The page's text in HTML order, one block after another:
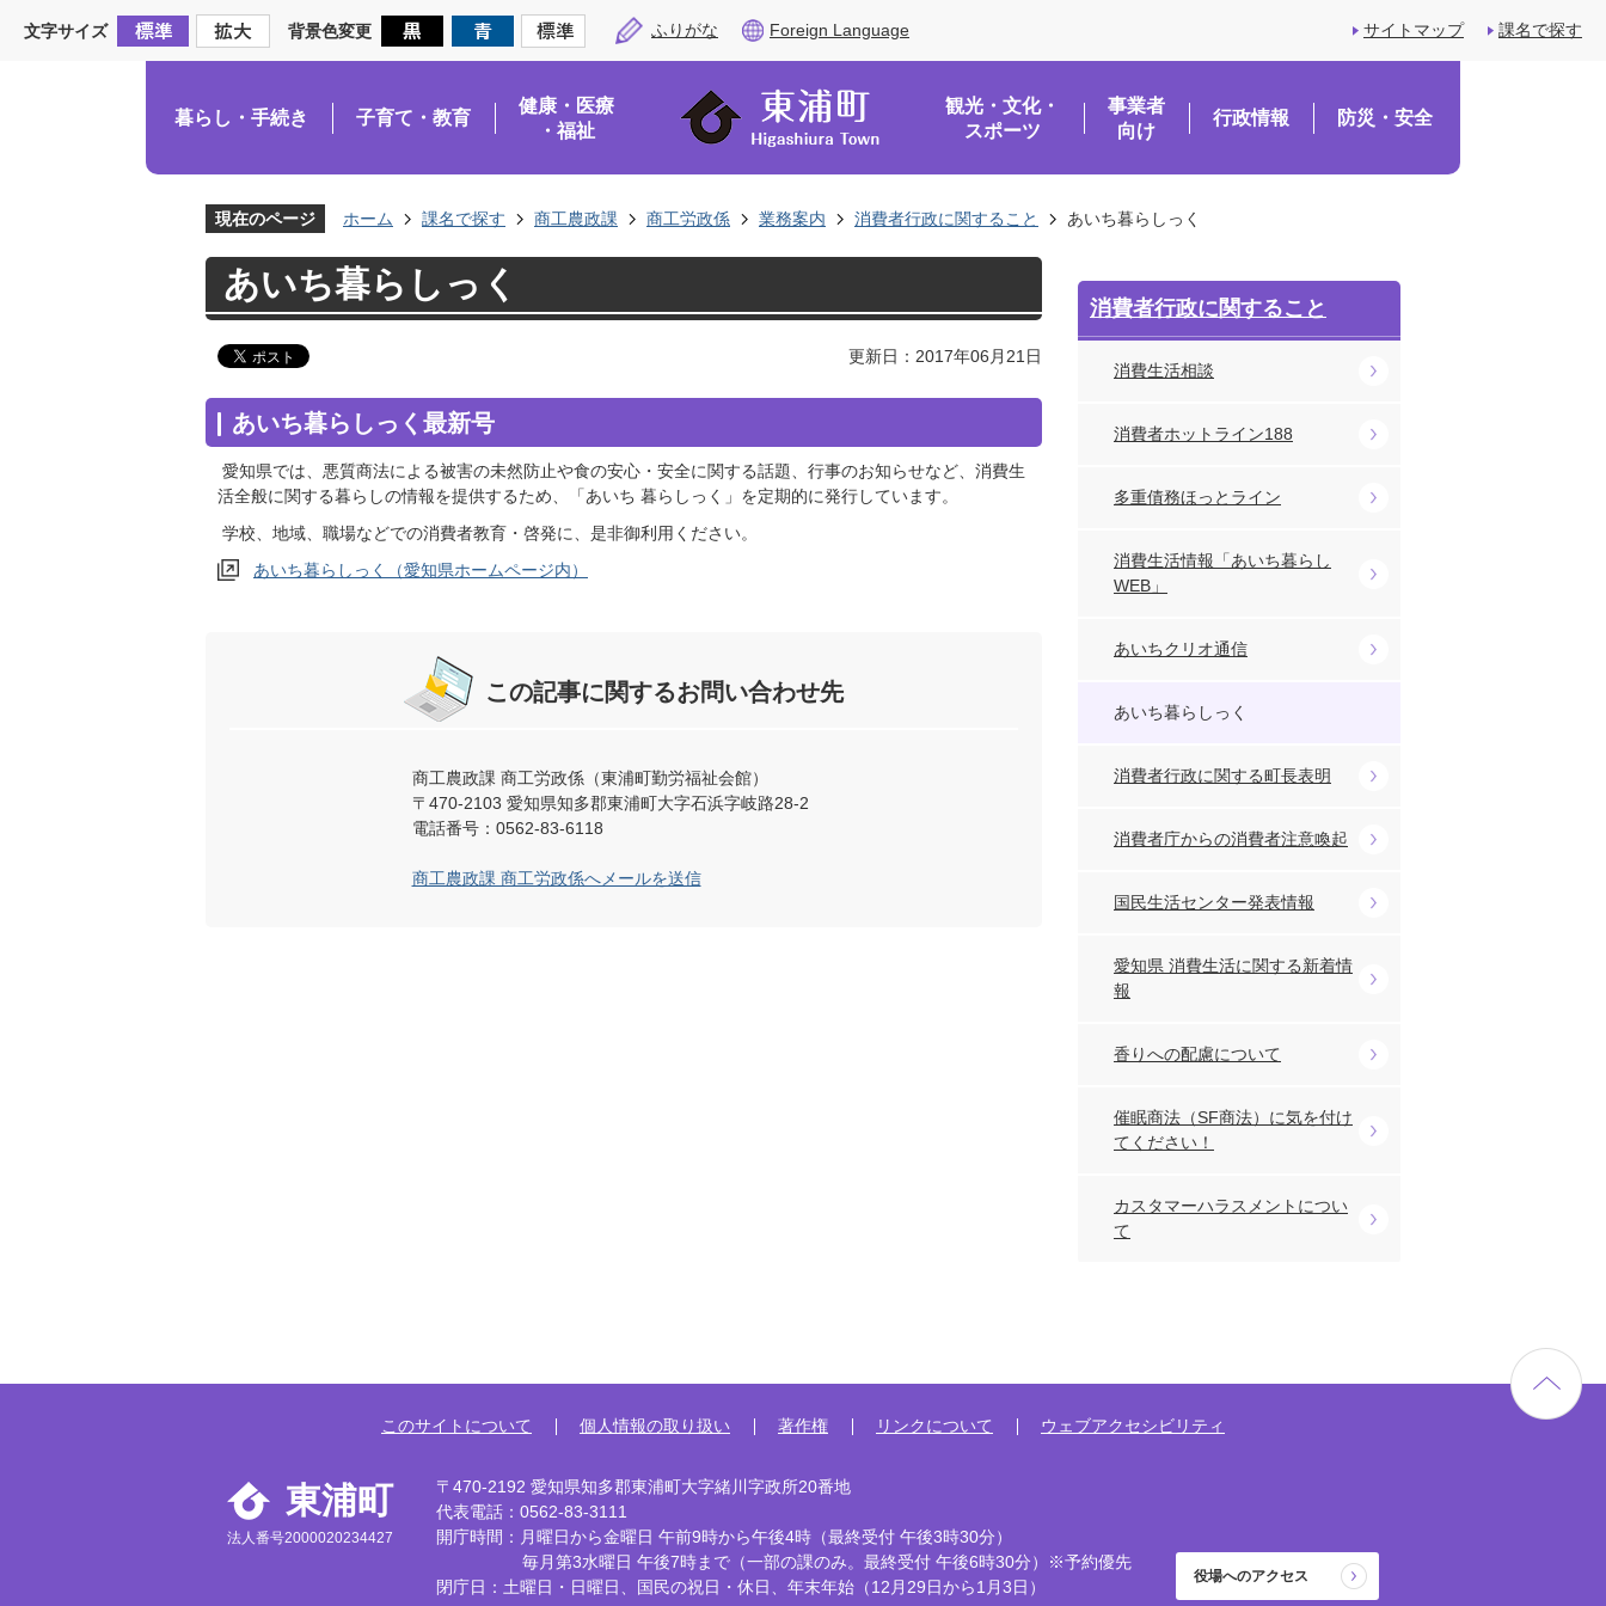
文字サイズ 背景色変更 ふりがな Foreign Language サイトマップ 課名で探す
暮らし・手続き 子育て・教育
健康・医療
・福祉
観光・文化・
スポーツ
事業者
向け
行政情報 防災・安全
現在のページ ホーム 課名で探す 商工農政課 商工労政係 業務案内 消費者行政に関すること あいち暮らしっく
あいち暮らしっく
更新日：2017年06月21日
あいち暮らしっく最新号
愛知県では、悪質商法による被害の未然防止や食の安心・安全に関する話題、行事のお知らせなど、消費生
活全般に関する暮らしの情報を提供するため、「あいち 暮らしっく」を定期的に発行しています。
学校、地域、職場などでの消費者教育・啓発に、是非御利用ください。
あいち暮らしっく（愛知県ホームページ内）
この記事に関するお問い合わせ先
商工農政課 商工労政係（東浦町勤労福祉会館）
〒470-2103 愛知県知多郡東浦町大字石浜字岐路28-2
電話番号：0562-83-6118
商工農政課 商工労政係へメールを送信
消費者行政に関すること
消費生活相談
消費者ホットライン188
多重債務ほっとライン
消費生活情報「あいち暮らし
WEB」
あいちクリオ通信
あいち暮らしっく
消費者行政に関する町長表明
消費者庁からの消費者注意喚起
国民生活センター発表情報
愛知県 消費生活に関する新着情
報
香りへの配慮について
催眠商法（SF商法）に気を付け
てください！
カスタマーハラスメントについ
て
このサイトについて 個人情報の取り扱い 著作権 リンクについて ウェブアクセシビリティ
東浦町
法人番号2000020234427
〒470-2192 愛知県知多郡東浦町大字緒川字政所20番地
代表電話：0562-83-3111
開庁時間：月曜日から金曜日 午前9時から午後4時 （最終受付 午後3時30分）
毎月第3水曜日 午後7時まで （一部の課のみ。最終受付 午後6時30分）※予約優先
閉庁日：土曜日・日曜日、国民の祝日・休日、年末年始（12月29日から1月3日）
役場へのアクセス